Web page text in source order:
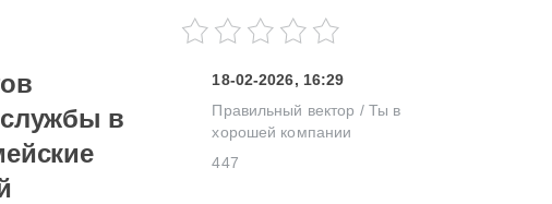
18-02-2026, 16:29
Правильный вектор / Ты в
хорошей компании
447
в